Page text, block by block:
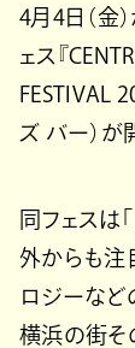
4月4日（金
ェス『
FESTIVAL
ズ バー）が
同フェスは
外からも注
ロジーなど
横浜の街そ